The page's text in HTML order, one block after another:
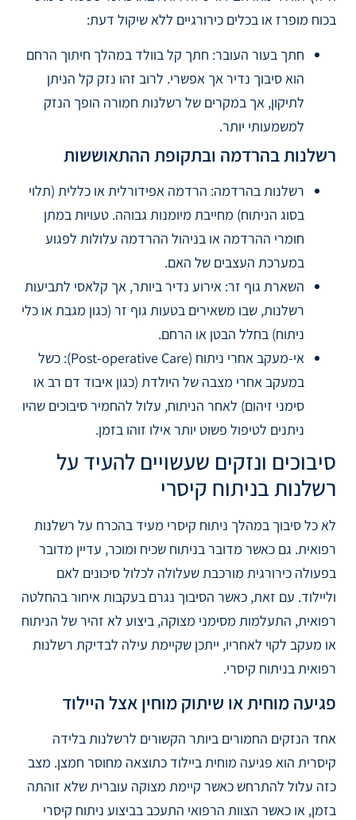
בכוח מופרז או בכלים כירורגיים ללא שיקול דעת:
חתך בעור העובר: חתך קל בוולד במהלך חיתוך הרחם
הוא סיבוך נדיר אך אפשרי. לרוב זהו נזק קל הניתן
לתיקון, אך במקרים של רשלנות חמורה הופך הנזק
למשמעותי יותר.
רשלנות בהרדמה ובתקופת ההתאוששות
רשלנות בהרדמה: הרדמה אפידורלית או כללית (תלוי
בסוג הניתוח) מחייבת מיומנות גבוהה. טעויות במתן
חומרי ההרדמה או בניהול ההרדמה עלולות לפגוע
במערכת העצבים של האם.
השארת גוף זר: אירוע נדיר ביותר, אך קלאסי לתביעות
רשלנות, שבו משאירים בטעות גוף זר (כגון מגבת או כלי
ניתוח) בחלל הבטן או הרחם.
אי-מעקב אחרי ניתוח (Post-operative Care): כשל
במעקב אחרי מצבה של היולדת (כגון איבוד דם רב או
סימני זיהום) לאחר הניתוח, עלול להחמיר סיבוכים שהיו
ניתנים לטיפול פשוט יותר אילו זוהו בזמן.
סיבוכים ונזקים שעשויים להעיד על
רשלנות בניתוח קיסרי
לא כל סיבוך במהלך ניתוח קיסרי מעיד בהכרח על רשלנות
רפואית. גם כאשר מדובר בניתוח שכיח ומוכר, עדיין מדובר
בפעולה כירורגית מורכבת שעלולה לכלול סיכונים לאם
וליילוד. עם זאת, כאשר הסיבוך נגרם בעקבות איחור בהחלטה
רפואית, התעלמות מסימני מצוקה, ביצוע לא זהיר של הניתוח
או מעקב לקוי לאחריו, ייתכן שקיימת עילה לבדיקת רשלנות
רפואית בניתוח קיסרי.
פגיעה מוחית או שיתוק מוחין אצל היילוד
אחד הנזקים החמורים ביותר הקשורים לרשלנות בלידה
קיסרית הוא פגיעה מוחית ביילוד כתוצאה מחוסר חמצן. מצב
כזה עלול להתרחש כאשר קיימת מצוקה עוברית שלא זוהתה
בזמן, או כאשר הצוות הרפואי התעכב בביצוע ניתוח קיסרי